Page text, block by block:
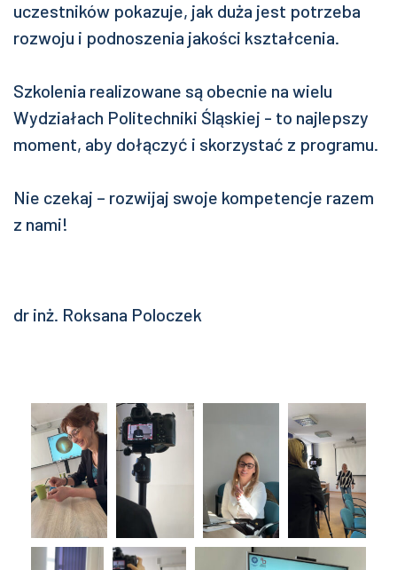
uczestników pokazuje, jak duża jest potrzeba
rozwoju i podnoszenia jakości kształcenia.
Szkolenia realizowane są obecnie na wielu
Wydziałach Politechniki Śląskiej - to najlepszy
moment, aby dołączyć i skorzystać z programu.
Nie czekaj – rozwijaj swoje kompetencje razem
z nami!
dr inż. Roksana Poloczek